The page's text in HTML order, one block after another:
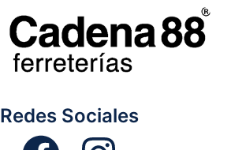
Redes Sociales